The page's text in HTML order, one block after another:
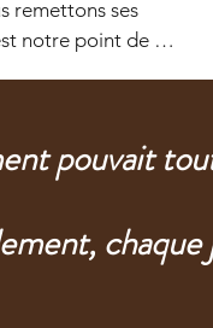
remettons ses
notre point de
une
du juste.
pouvait